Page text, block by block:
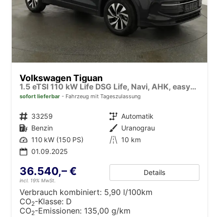
Volkswagen Tiguan
1.5 eTSI 110 kW Life DSG Life, Navi, AHK, easyOpen, LED-Plus, Kamera
sofort lieferbar Fahrzeug mit Tageszulassung
Fahrzeugnr. 33259 Getriebe Automatik
Kraftstoff Benzin Außenfarbe Uranograu
Leistung 110 kW (150 PS) Kilometerstand 10 km
01.09.2025
36.540,– €
incl. 19% MwSt.
Details
Verbrauch kombiniert: 5,90 l/100km
CO2-Klasse: D
CO2-Emissionen: 135,00 g/km